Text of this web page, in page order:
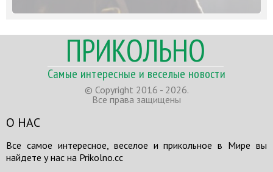
ПРИКОЛЬНО
Самые интересные и веселые новости
© Copyright 2016 - 2026.
Все права защищены
О НАС
Все самое интересное, веселое и прикольное в Мире вы
найдете у нас на Prikolno.cc